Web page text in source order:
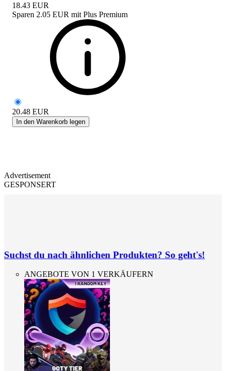
18.43 EUR
Sparen 2.05 EUR mit Plus Premium
20.48 EUR
In den Warenkorb legen
Advertisement
GESPONSERT
Suchst du nach ähnlichen Produkten? So geht's!
ANGEBOTE VON 1 VERKÄUFERN